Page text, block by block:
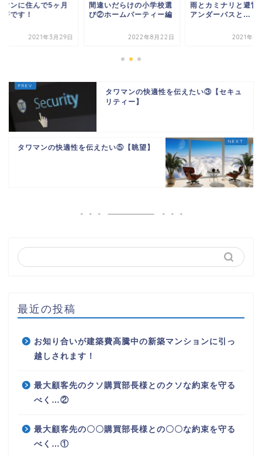
マンに住んで5ヶ月
評です！
2021年3月29日
間違いだらけの小学校選
び②ホームパーティー編
2022年8月22日
雨とカミナリと避雷
アンダーパスと…
2021年7
タワマンの快適性を伝えたい③【セキュ
リティー】
タワマンの快適性を伝えたい⑤【眺望】
最近の投稿
お知り合いが建築費高騰中の新築マンションに引っ
越しされます！
最大顧客先のクソ購買部長様とのクソな約束を守る
べく…②
最大顧客先の〇〇購買部長様との〇〇な約束を守る
べく…①